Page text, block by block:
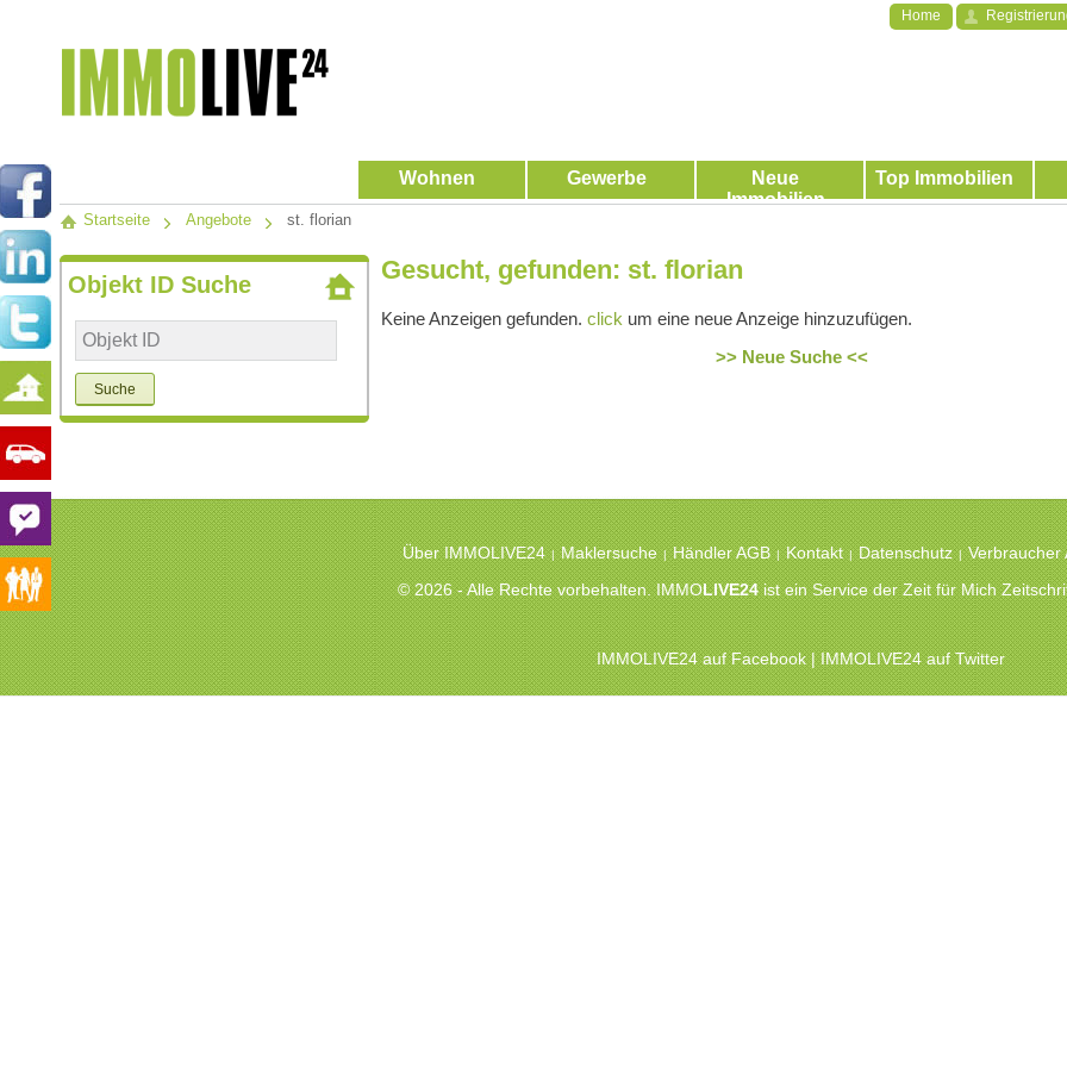
Home
Wohnen Gewerbe
Neue
Immobilien
Top Immobilien
Startseite Angebote st. florian
Objekt ID Suche Gesucht, gefunden: st. florian
Keine Anzeigen gefunden. click um eine neue Anzeige hinzuzufügen.
>> Neue Suche <<
Über IMMOLIVE24 | Maklersuche | Händler AGB | Kontakt | Datenschutz | Verbraucher
© 2026 - Alle Rechte vorbehalten. IMMOLIVE24ist ein Service der Zeit für Mich
IMMOLIVE24 auf Facebook|IMMOLIVE24 auf Twitter